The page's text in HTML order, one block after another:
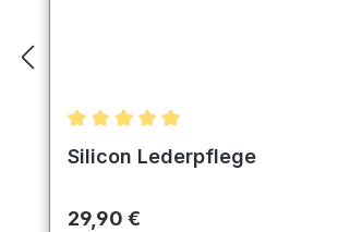
Durchschnittliche Bewertung
Silicon Lederpflege
Regulärer Preis:
29,90 €